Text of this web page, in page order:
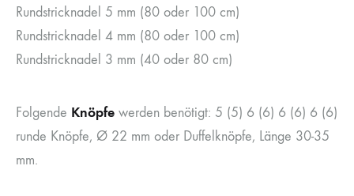
Rundstricknadel 5 mm (80 oder 100 cm)
Rundstricknadel 4 mm (80 oder 100 cm)
Rundstricknadel 3 mm (40 oder 80 cm)
Folgende Knöpfe werden benötigt: 5 (5) 6 (6) 6 (6) 6 (6)
runde Knöpfe, Ø 22 mm oder Duffelknöpfe, Länge 30-35
mm.